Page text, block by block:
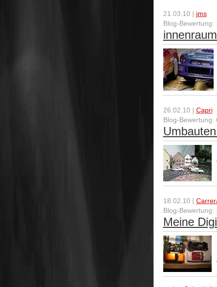
21.03.10 | jms
Blog-Bewertung:
26.02.10 | Capri
Blog-Bewertung:
18.02.10 |
Blog-Bewertung:
Meine